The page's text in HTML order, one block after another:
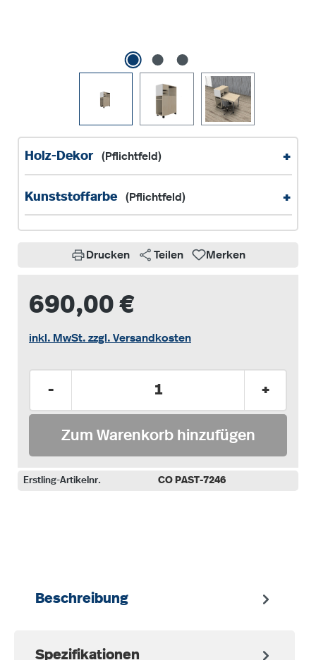
Holz-Dekor (Pflichtfeld) +
Kunststoffarbe (Pflichtfeld) +
Drucken Teilen Merken
690,00 €
inkl. MwSt. zzgl. Versandkosten
- +
Zum Warenkorb hinzufügen
Erstling-Artikelnr. CO PAST-7246
Beschreibung
Spezifikationen